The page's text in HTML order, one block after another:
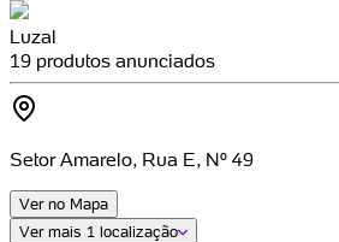
Luzal
19 produtos anunciados
Setor Amarelo, Rua E, Nº 49
Ver no Mapa
Ver mais 1 localização